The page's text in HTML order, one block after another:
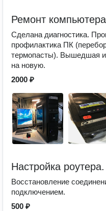
Ремонт компьютера
Сделана диагностика.
профилактика ПК
термопасты). Вышедшая
на новую.
2000 ₽
Настройка роутера.
Восстановление
подключением.
500 ₽